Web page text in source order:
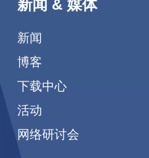
新闻 & 媒体
新闻
博客
下载中心
活动
网络研讨会